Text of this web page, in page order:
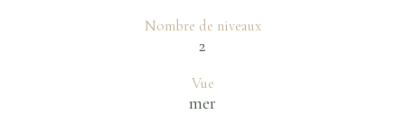
Nombre de niveaux
2
Vue
mer